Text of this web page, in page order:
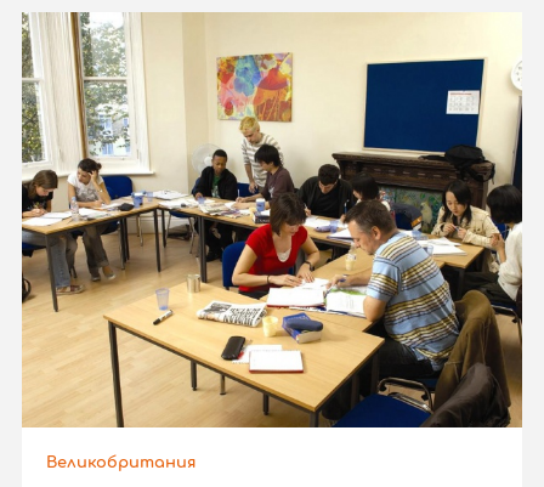
Великобритания